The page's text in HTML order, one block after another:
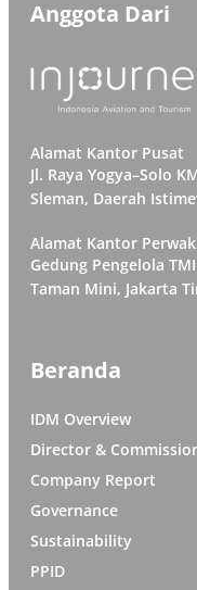
Anggota Dari
Alamat Kantor Pusat
Jl. Raya Yogya–Solo
Sleman, Daerah
Alamat Kantor
Gedung Pengelola
Taman Mini, Jakarta
Beranda
IDM Overview
Director &
Company Report
Governance
Sustainability
PPID